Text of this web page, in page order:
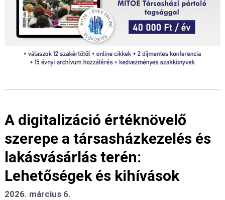
A digitalizáció értéknövelő
szerepe a társasházkezelés és
lakásvásárlás terén:
Lehetőségek és kihívások
2026. március 6.